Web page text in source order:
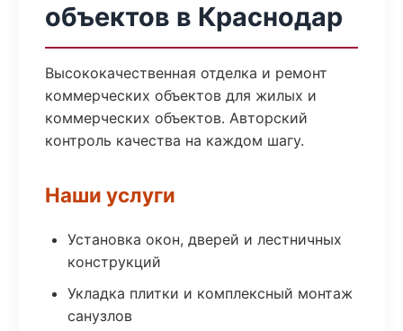
объектов в Краснодар
Высококачественная отделка и ремонт
коммерческих объектов для жилых и
коммерческих объектов. Авторский
контроль качества на каждом шагу.
Наши услуги
Установка окон, дверей и лестничных
конструкций
Укладка плитки и комплексный монтаж
санузлов